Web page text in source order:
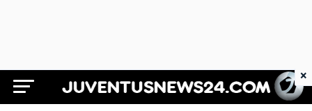
Juventus News 24
×